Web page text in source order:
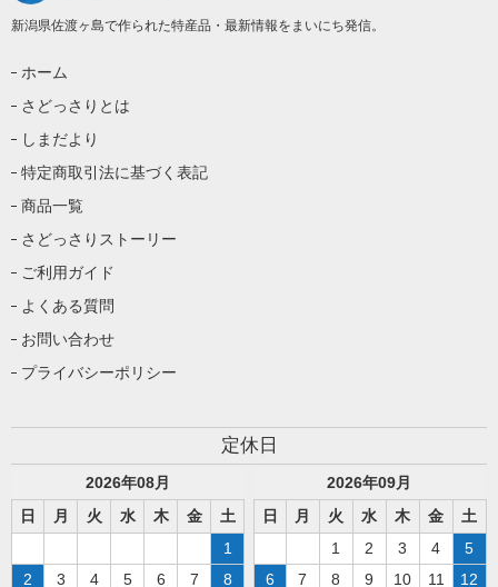
新潟県佐渡ヶ島で作られた特産品・最新情報をまいにち発信。
ホーム
さどっさりとは
しまだより
特定商取引法に基づく表記
商品一覧
さどっさりストーリー
ご利用ガイド
よくある質問
お問い合わせ
プライバシーポリシー
定休日
2026年08月
日
月 火 水 木 金
土
1
2
3 4 5 6 7 8
2026年09月
日
月 火 水 木 金
土
1
2 3 4
5
6
7 8 9 10 11 12